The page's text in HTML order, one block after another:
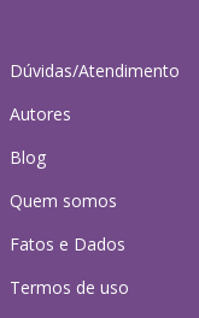
Dúvidas/Atendimento
Autores
Blog
Quem somos
Fatos e Dados
Termos de uso